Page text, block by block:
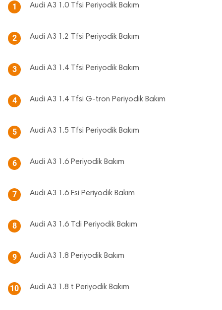
1 Audi A3 1.0 Tfsi Periyodik Bakım
2 Audi A3 1.2 Tfsi Periyodik Bakım
3 Audi A3 1.4 Tfsi Periyodik Bakım
4 Audi A3 1.4 Tfsi G-tron Periyodik Bakım
5 Audi A3 1.5 Tfsi Periyodik Bakım
6 Audi A3 1.6 Periyodik Bakım
7 Audi A3 1.6 Fsi Periyodik Bakım
8 Audi A3 1.6 Tdi Periyodik Bakım
9 Audi A3 1.8 Periyodik Bakım
10 Audi A3 1.8 t Periyodik Bakım